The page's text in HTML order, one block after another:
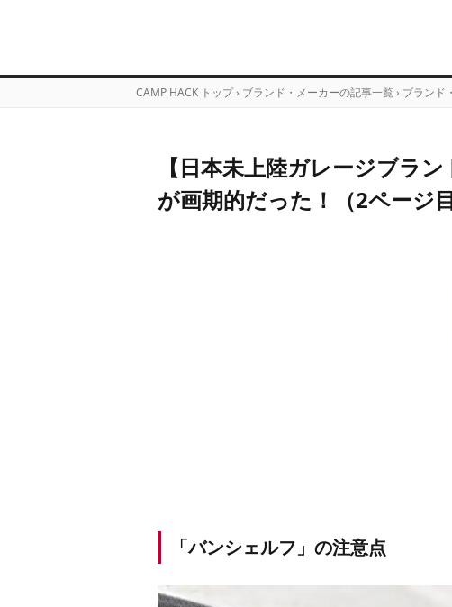
CAMP HACK トップ › ブランド・メーカーの記事一覧 › ブランド
【日本未上陸ガレージブラ
が画期的だった！（2ページ目
「バンシェルフ」の注意点